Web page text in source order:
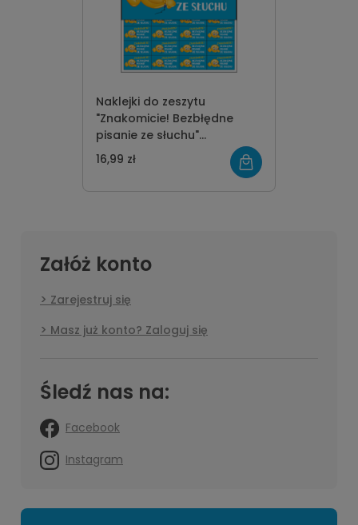
Naklejki do zeszytu
"Znakomicie! Bezbłędne
pisanie ze słuchu"
(prostokątne, 132 szt.)
16,99 zł
Załóż konto
Zarejestruj się
Masz już konto? Zaloguj się
Śledź nas na:
Facebook
Instagram